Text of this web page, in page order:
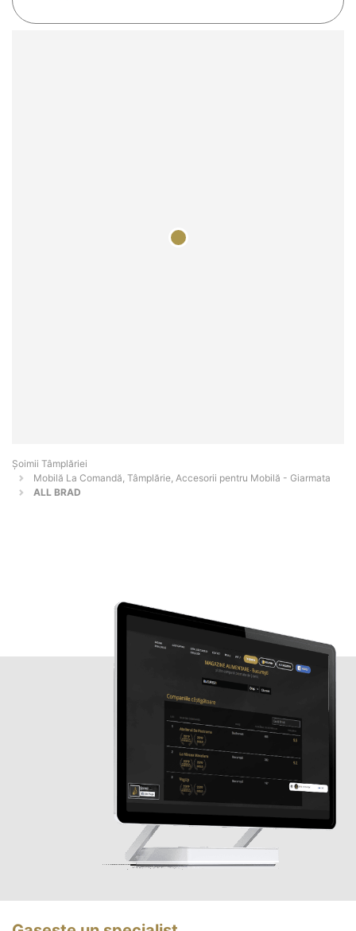
Șoimii Tâmplăriei
Mobilă La Comandă, Tâmplărie, Accesorii pentru Mobilă - Giarmata
ALL BRAD